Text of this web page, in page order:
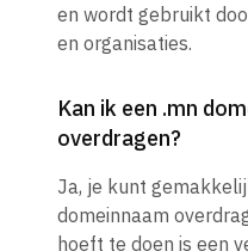
en wordt gebruikt
en organisaties.
Kan ik een .mn
overdragen?
Ja, je kunt
domeinnaam
hoeft te doen is een